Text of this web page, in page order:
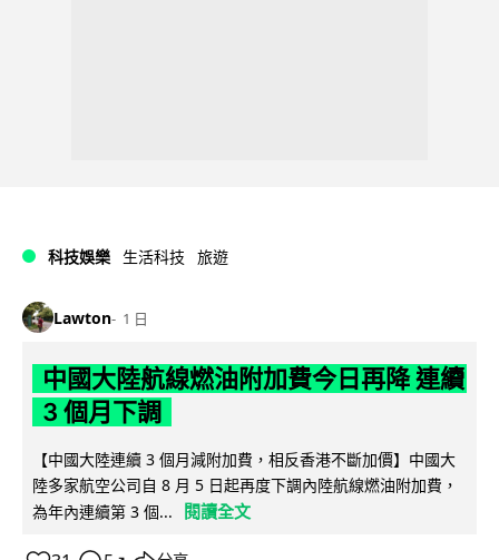
科技娛樂 生活科技 旅遊
Lawton 1 日
中國大陸航線燃油附加費今日再降 連續
3 個月下調
【中國大陸連續 3 個月減附加費，相反香港不斷加價】中國大
陸多家航空公司自 8 月 5 日起再度下調內陸航線燃油附加費，
為年內連續第 3 個...
閱讀全文